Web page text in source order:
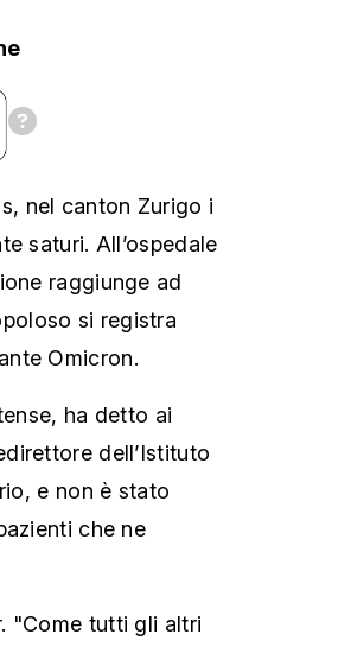
nel canton Zurigo i
saturi. All’ospedale
raggiunge ad
si registra
Omicron.
ha detto ai
dell’Istituto
e non è stato
che ne
"Come tutti gli altri